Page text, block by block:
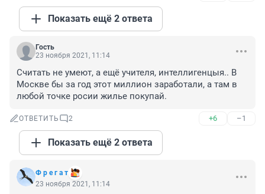
Показать ещё 2 ответа
Гость
23 ноября 2021, 11:14
Считать не умеют, а ещё учителя, интеллигенцыя.. В
Москве бы за год этот миллион заработали, а там в
любой точке росии жилье покупай.
ОТВЕТИТЬ 2 +6 –1
Показать ещё 2 ответа
Ф р е г а т
23 ноября 2021, 11:14